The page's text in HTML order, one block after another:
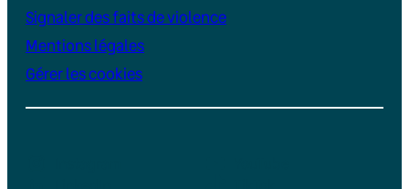
Signaler des faits de violence
Mentions légales
Gérer les cookies